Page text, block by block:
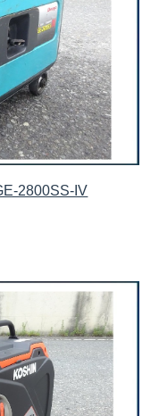
2800SS-IV